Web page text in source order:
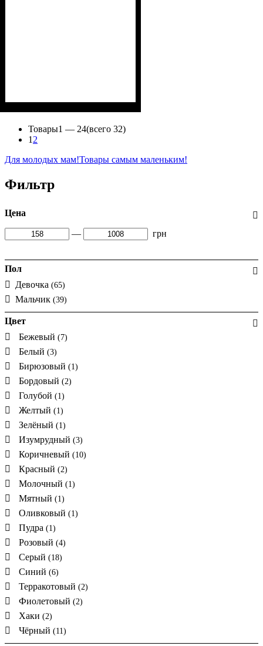
Товары1 — 24(всего 32)
1 2
Для молодых мам!Товары самым маленьким!
Фильтр
Цена
— грн
Пол
Девочка (65)
Мальчик (39)
Цвет
Бежевый (7)
Белый (3)
Бирюзовый (1)
Бордовый (2)
Голубой (1)
Желтый (1)
Зелёный (1)
Изумрудный (3)
Коричневый (10)
Красный (2)
Молочный (1)
Мятный (1)
Оливковый (1)
Пудра (1)
Розовый (4)
Серый (18)
Синий (6)
Терракотовый (2)
Фиолетовый (2)
Хаки (2)
Чёрный (11)